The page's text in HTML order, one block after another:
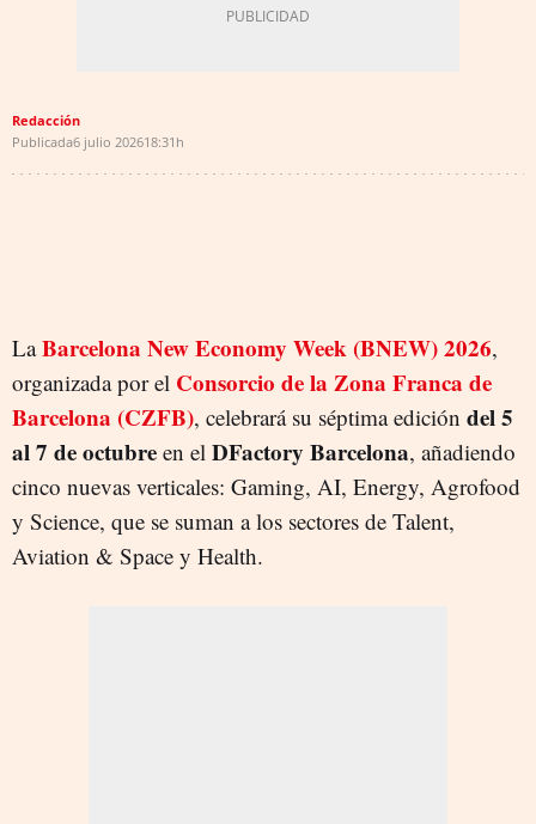
Redacción
Publicada6 julio 202618:31h
LaBarcelona New Economy Week (BNEW)2026,
organizada por el Consorcio de la Zona Franca de
Barcelona (CZFB), celebrará su séptima edición del 5
al 7 de octubre en el DFactory Barcelona, añadiendo
cinco nuevas verticales: Gaming, AI, Energy, Agrofood
y Science, que se suman a los sectores de Talent,
Aviation & Space y Health.